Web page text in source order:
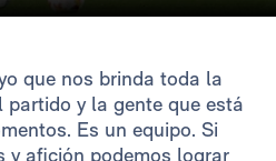
que nos brinda toda la
partido y la gente que está
Es un equipo. Si
y afición podemos lograr